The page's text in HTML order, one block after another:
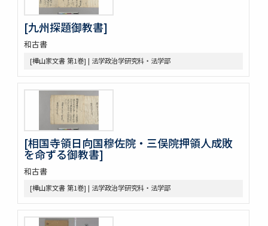
令集解[甲:2:1155]
令集解[甲:2:1355]
令義解
近世史料
遠山家記録残闕
豊田友直日記
三井家伝遺書
宮崎益次郎日記
江戸幕府関係史料
御勝手方御定書并伺之上被仰渡候書付
[九州探題御教書]
和古書
[樺山家文書 第1巻] | 法学政治学研究科・法学部
[相国寺領日向国穆佐院・三俣院押領人成敗
を命ずる御教書]
和古書
[樺山家文書 第1巻] | 法学政治学研究科・法学部